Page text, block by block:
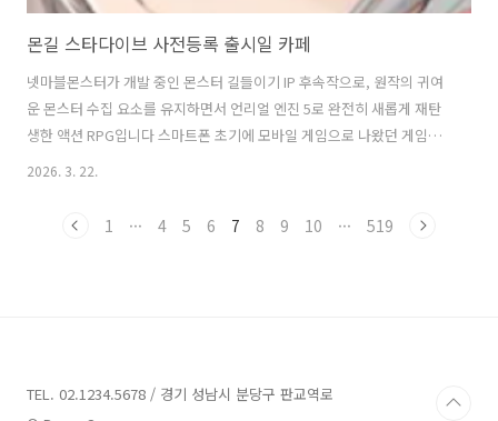
몬길 스타다이브 사전등록 출시일 카페
넷마블몬스터가 개발 중인 몬스터 길들이기 IP 후속작으로, 원작의 귀여
운 몬스터 수집 요소를 유지하면서 언리얼 엔진 5로 완전히 새롭게 재탄
생한 액션 RPG입니다 스마트폰 초기에 모바일 게임으로 나왔던 게임이
이제는 오픈월드 스타일로 새롭게 게임이 나왔네요 CBT때부터 정보를
https://stardive.netmarble.com/ko 사전등록 보상기본 보상 (사이
2026. 3. 22.
1 ··· 4 5 6 7 8 9 10 ··· 519
TEL. 02.1234.5678 / 경기 성남시 분당구 판교역로